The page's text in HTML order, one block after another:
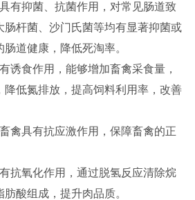
有抑菌、抗菌作用，对常见肠道致
肠杆菌、沙门氏菌等均有显著抑菌或
道健康，降低死淘率。
诱食作用，能够增加畜禽采食量，
降低氮排放，提高饲料利用率，改善
禽具有抗应激作用，保障畜禽的正
抗氧化作用，通过脱氢反应清除烷
酸组成，提升肉品质。